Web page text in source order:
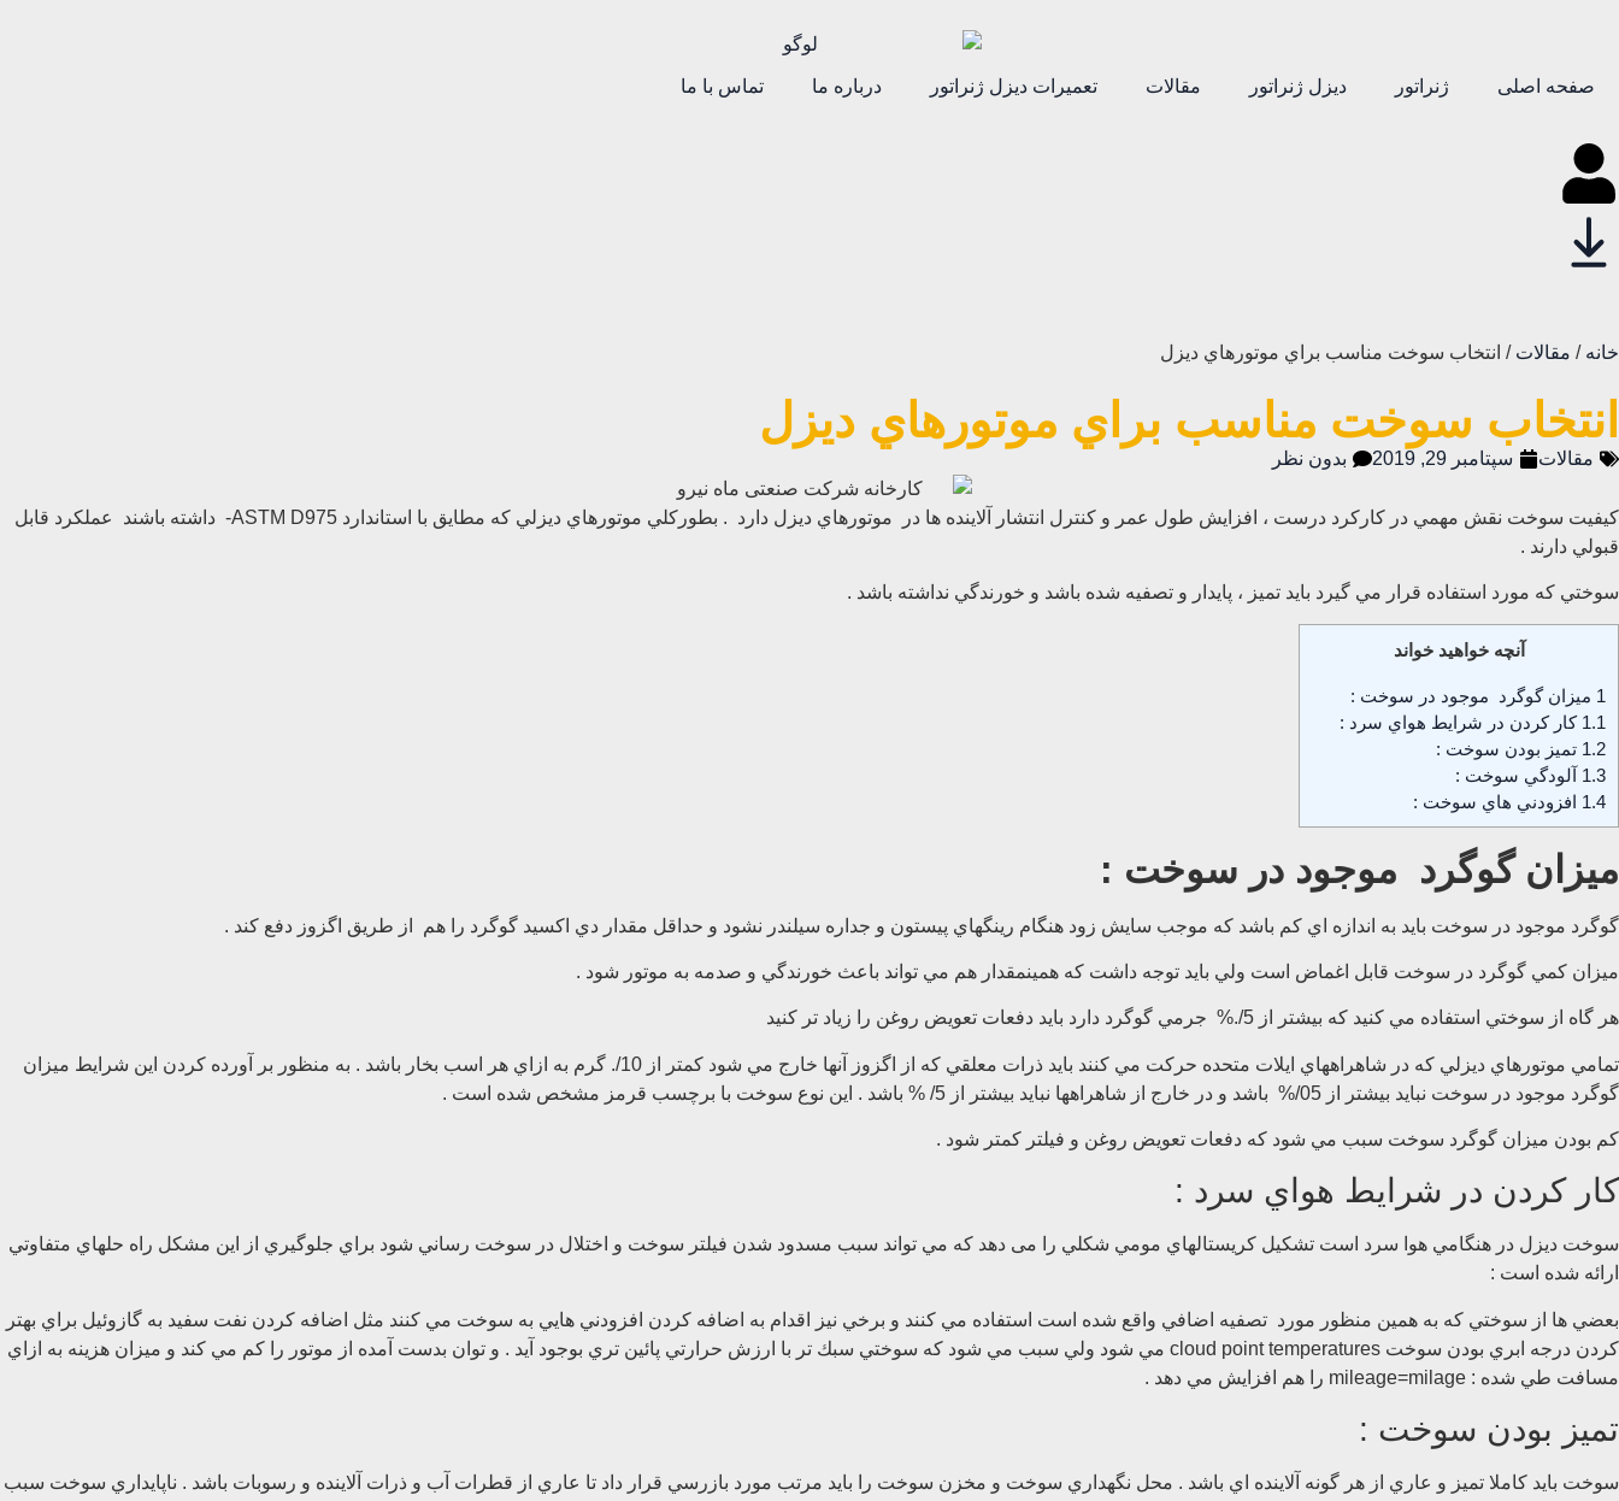
صفحه اصلی ژنراتور دیزل ژنراتور مقالات تعمیرات دیزل ژنراتور درباره ما تماس با ما
خانه / مقالات / انتخاب سوخت مناسب براي موتورهاي ديزل
انتخاب سوخت مناسب براي موتورهاي ديزل
مقالات سپتامبر 29, 2019 بدون نظر
كيفيت سوخت نقش مهمي در كاركرد درست ، افزايش طول عمر و كنترل انتشار آلاينده ها در موتورهاي ديزل دارد . بطوركلي موتورهاي ديزلي كه مطايق با استاندارد ASTM D975- داشته باشند عملكرد قابل
قبولي دارند .
سوختي كه مورد استفاده قرار مي گيرد بايد تميز ، پايدار و تصفيه شده باشد و خورندگي نداشته باشد .
آنچه خواهید خواند
1 ميزان گوگرد موجود در سوخت :
1.1 كار كردن در شرايط هواي سرد :
1.2 تميز بودن سوخت :
1.3 آلودگي سوخت :
1.4 افزودني هاي سوخت :
ميزان گوگرد موجود در سوخت :
گوگرد موجود در سوخت بايد به اندازه اي كم باشد كه موجب سايش زود هنگام رينگهاي پيستون و جداره سيلندر نشود و حداقل مقدار دي اكسيد گوگرد را هم از طريق اگزوز دفع كند .
ميزان كمي گوگرد در سوخت قابل اغماض است ولي بايد توجه داشت كه همينمقدار هم مي تواند باعث خورندگي و صدمه به موتور شود .
هر گاه از سوختي استفاده مي كنيد كه بيشتر از 5/.% جرمي گوگرد دارد بايد دفعات تعويض روغن را زياد تر كنيد
تمامي موتورهاي ديزلي كه در شاهراههاي ايلات متحده حركت مي كنند بايد ذرات معلقي كه از اگزوز آنها خارج مي شود كمتر از 10/. گرم به ازاي هر اسب بخار باشد . به منظور بر آورده كردن اين شرايط ميزان
گوگرد موجود در سوخت نبايد بيشتر از 05/% باشد و در خارج از شاهراهها نبايد بيشتر از 5/ % باشد . اين نوع سوخت با برچسب قرمز مشخص شده است .
كم بودن ميزان گوگرد سوخت سبب مي شود كه دفعات تعويض روغن و فيلتر كمتر شود .
كار كردن در شرايط هواي سرد :
سوخت ديزل در هنگامي هوا سرد است تشكيل كريستالهاي مومي شكلي را می دهد كه مي تواند سبب مسدود شدن فيلتر سوخت و اختلال در سوخت رساني شود براي جلوگيري از اين مشكل راه حلهاي متفاوتي
ارائه شده است :
بعضي ها از سوختي كه به همين منظور مورد تصفيه اضافي واقع شده است استفاده مي كنند و برخي نيز اقدام به اضافه كردن افزودني هايي به سوخت مي كنند مثل اضافه كردن نفت سفيد به گازوئيل براي بهتر
كردن درجه ابري بودن سوخت cloud point temperatures مي شود ولي سبب مي شود كه سوختي سبك تر با ارزش حرارتي پائين تري بوجود آيد . و توان بدست آمده از موتور را كم مي كند و ميزان هزينه به ازاي
مسافت طي شده : mileage=milage را هم افزايش مي دهد .
تميز بودن سوخت :
سوخت بايد كاملا تميز و عاري از هر گونه آلاينده اي باشد . محل نگهداري سوخت و مخزن سوخت را بايد مرتب مورد بازرسي قرار داد تا عاري از قطرات آب و ذرات آلاينده و رسوبات باشد . ناپايداري سوخت سبب